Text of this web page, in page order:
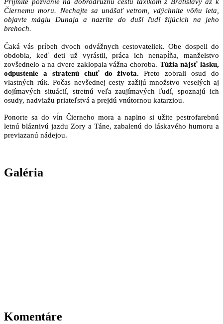
Čiernemu moru. Nechajte sa unášať vetrom, vdýchnite vôňu leta,
objavte mágiu Dunaja a nazrite do duší ľudí žijúcich na jeho
brehoch.
Čaká vás príbeh dvoch odvážnych cestovateliek. Obe dospeli do
obdobia, keď deti už vyrástli, práca ich nenapĺňa, manželstvo
zovšednelo a na dvere zaklopala vážna choroba. Túžia nájsť lásku,
odpustenie a stratenú chuť do života.
Preto zobrali osud do
vlastných rúk. Počas nevšednej cesty zažijú množstvo veselých aj
dojímavých situácií, stretnú veľa zaujímavých ľudí, spoznajú ich
osudy, nadviažu priateľstvá a prejdú vnútornou katarziou.
Ponorte sa do vĺn Čierneho mora a naplno si užite pestrofarebnú
letnú bláznivú jazdu Zory a Táne, zabalenú do láskavého humoru a
previazanú nádejou.
Galéria
Komentáre